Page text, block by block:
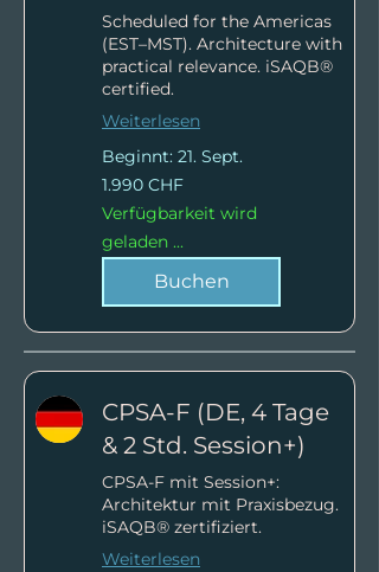
Scheduled for the Americas
(EST–MST). Architecture with
practical relevance. iSAQB®
certified.
Weiterlesen
Beginnt: 21. Sept.
1.990
Schweizer
Franken
1.990 CHF
Verfügbarkeit wird
geladen ...
Buchen
CPSA-F (DE, 4 Tage
& 2 Std. Session+)
CPSA-F mit Session+:
Architektur mit Praxisbezug.
iSAQB® zertifiziert.
Weiterlesen